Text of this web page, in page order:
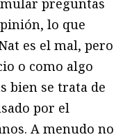
lo que
es el mal, pero
o como algo
bien se trata de
por el
A menudo no